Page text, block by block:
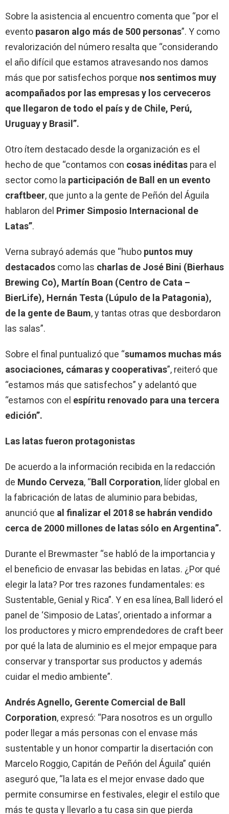
Sobre la asistencia al encuentro comenta que “por el
evento pasaron algo más de 500 personas”. Y como
revalorización del número resalta que “considerando
el año difícil que estamos atravesando nos damos
más que por satisfechos porque nos sentimos muy
acompañados por las empresas y los cerveceros
que llegaron de todo el país y de Chile, Perú,
Uruguay y Brasil”.
Otro ítem destacado desde la organización es el
hecho de que “contamos con cosas inéditas para el
sector como la participación de Ball en un evento
craftbeer, que junto a la gente de Peñón del Águila
hablaron del Primer Simposio Internacional de
Latas”.
Verna subrayó además que “hubo puntos muy
destacados como las charlas de José Bini (Bierhaus
Brewing Co), Martín Boan (Centro de Cata –
BierLife), Hernán Testa (Lúpulo de la Patagonia),
de la gente de Baum, y tantas otras que desbordaron
las salas”.
Sobre el final puntualizó que “sumamos muchas más
asociaciones, cámaras y cooperativas”, reiteró que
“estamos más que satisfechos” y adelantó que
“estamos con el espíritu renovado para una tercera
edición”.
Las latas fueron protagonistas
De acuerdo a la información recibida en la redacción
de Mundo Cerveza, “Ball Corporation, líder global en
la fabricación de latas de aluminio para bebidas,
anunció que al finalizar el 2018 se habrán vendido
cerca de 2000 millones de latas sólo en Argentina”.
Durante el Brewmaster “se habló de la importancia y
el beneficio de envasar las bebidas en latas. ¿Por qué
elegir la lata? Por tres razones fundamentales: es
Sustentable, Genial y Rica”. Y en esa línea, Ball lideró el
panel de ‘Simposio de Latas’, orientado a informar a
los productores y micro emprendedores de craft beer
por qué la lata de aluminio es el mejor empaque para
conservar y transportar sus productos y además
cuidar el medio ambiente”.
Andrés Agnello, Gerente Comercial de Ball
Corporation, expresó: “Para nosotros es un orgullo
poder llegar a más personas con el envase más
sustentable y un honor compartir la disertación con
Marcelo Roggio, Capitán de Peñón del Águila” quién
aseguró que, “la lata es el mejor envase dado que
permite consumirse en festivales, elegir el estilo que
más te gusta y llevarlo a tu casa sin que pierda